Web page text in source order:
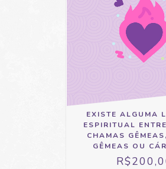
EXISTE ALGUMA
ESPIRITUAL
CHAMAS
GÊMEAS OU